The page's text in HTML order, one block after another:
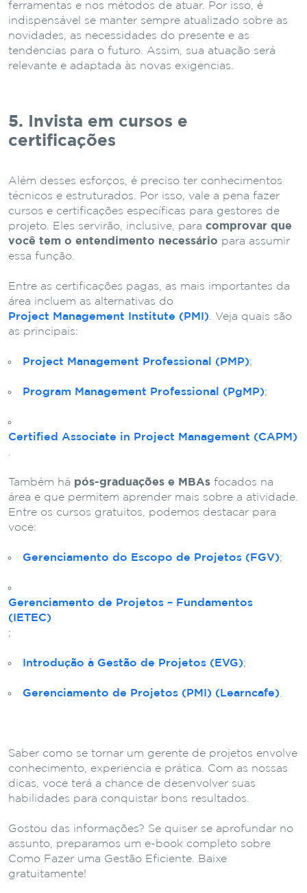
ferramentas e nos métodos de atuar. Por isso, é
indispensável se manter sempre atualizado sobre as
novidades, as necessidades do presente e as
tendências para o futuro. Assim, sua atuação será
relevante e adaptada às novas exigências.
5. Invista em cursos e
certificações
Além desses esforços, é preciso ter conhecimentos
técnicos e estruturados. Por isso, vale a pena fazer
cursos e certificações específicas para gestores de
projeto. Eles servirão, inclusive, para comprovar que
você tem o entendimento necessário para assumir
essa função.
Entre as certificações pagas, as mais importantes da
área incluem as alternativas do
Project Management Institute (PMI) . Veja quais são
as principais:
Project Management Professional (PMP);
Program Management Professional (PgMP);
Certified Associate in Project Management (CAPM)
Também há pós-graduações e MBAs focados na
área e que permitem aprender mais sobre a atividade.
Entre os cursos gratuitos, podemos destacar para
você:
Gerenciamento do Escopo de Projetos (FGV);
Gerenciamento de Projetos – Fundamentos
(IETEC)
;
Introdução à Gestão de Projetos (EVG);
Gerenciamento de Projetos (PMI) (Learncafe)
Saber como se tornar um gerente de projetos envolve
conhecimento, experiência e prática. Com as nossas
dicas, você terá a chance de desenvolver suas
habilidades para conquistar bons resultados.
Gostou das informações? Se quiser se aprofundar no
assunto, preparamos um e-book completo sobre
Como Fazer uma Gestão Eficiente. Baixe
gratuitamente!